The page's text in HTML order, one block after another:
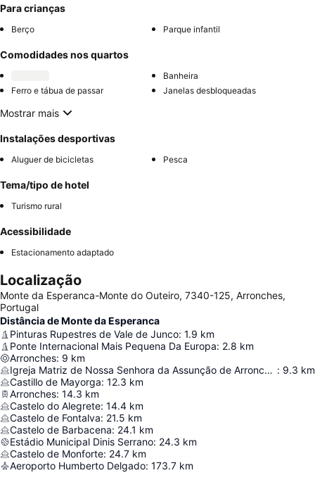
Para crianças
Berço Parque infantil
Comodidades nos quartos
Banheira
Ferro e tábua de passar
Janelas desbloqueadas
Mostrar mais
Instalações desportivas
Aluguer de bicicletas Pesca
Tema/tipo de hotel
Turismo rural
Acessibilidade
Estacionamento adaptado
Localização
Monte da Esperanca-Monte do Outeiro, 7340-125, Arronches,
Portugal
Distância de Monte da Esperanca
Pinturas Rupestres de Vale de Junco: 1.9 km
Ponte Internacional Mais Pequena Da Europa: 2.8 km
Arronches: 9 km
Igreja Matriz de Nossa Senhora da Assunção de Arronches : 9.3 km
Castillo de Mayorga: 12.3 km
Arronches: 14.3 km
Castelo do Alegrete: 14.4 km
Castelo de Fontalva: 21.5 km
Castelo de Barbacena: 24.1 km
Estádio Municipal Dinis Serrano: 24.3 km
Castelo de Monforte: 24.7 km
Aeroporto Humberto Delgado: 173.7 km